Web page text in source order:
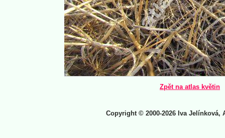
Zpět na atlas květin
Copyright © 2000-2026 Iva Jelínková,